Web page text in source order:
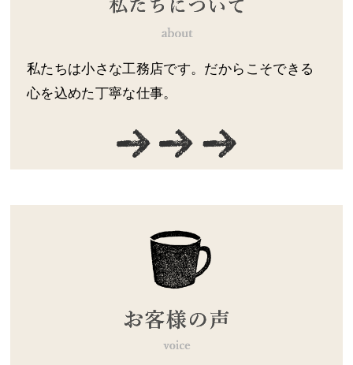
私たちは小さな工務店です。だからこそできる
心を込めた丁寧な仕事。